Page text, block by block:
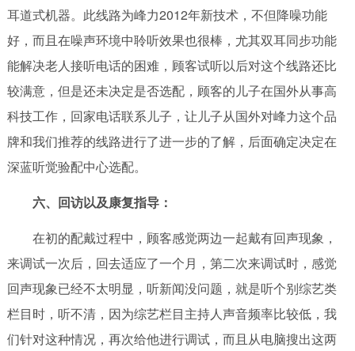
耳道式机器。此线路为峰力2012年新技术，不但降噪功能
好，而且在噪声环境中聆听效果也很棒，尤其双耳同步功能
能解决老人接听电话的困难，顾客试听以后对这个线路还比
较满意，但是还未决定是否选配，顾客的儿子在国外从事高
科技工作，回家电话联系儿子，让儿子从国外对峰力这个品
牌和我们推荐的线路进行了进一步的了解，后面确定决定在
深蓝听觉验配中心选配。
六、回访以及康复指导：
在初的配戴过程中，顾客感觉两边一起戴有回声现象，
来调试一次后，回去适应了一个月，第二次来调试时，感觉
回声现象已经不太明显，听新闻没问题，就是听个别综艺类
栏目时，听不清，因为综艺栏目主持人声音频率比较低，我
们针对这种情况，再次给他进行调试，而且从电脑搜出这两